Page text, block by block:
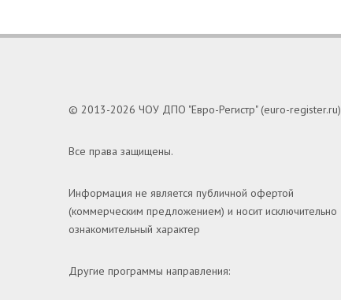
© 2013-2026 ЧОУ ДПО "Евро-Регистр" (euro-register.ru)
Все права защищены.
Информация не является публичной офертой
(коммерческим предложением) и носит исключительно
ознакомительный характер
Другие программы направления: